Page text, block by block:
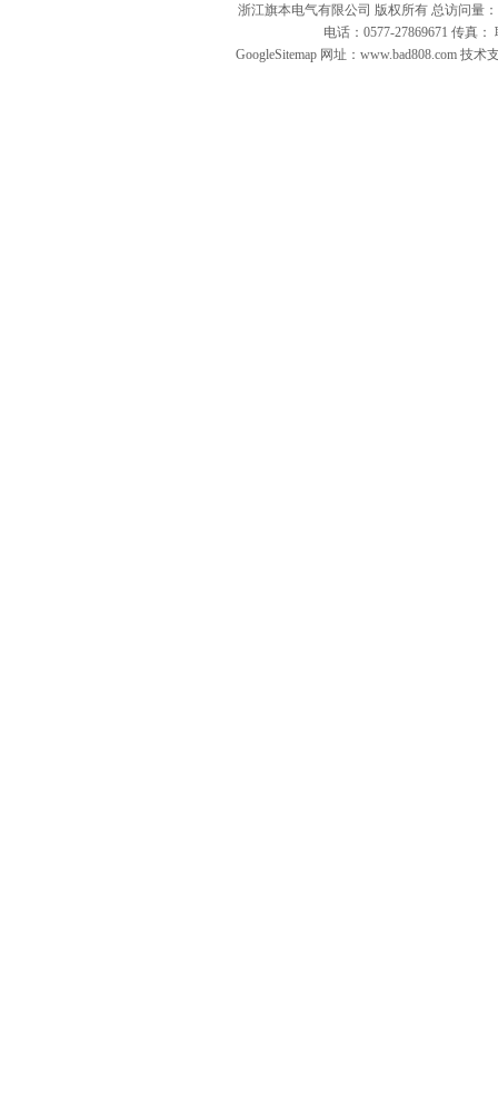
浙江旗本电气有限公司 版权所有 总访问量：
电话：0577-27869671 传真
GoogleSitemap 网址：www.bad808.com 技